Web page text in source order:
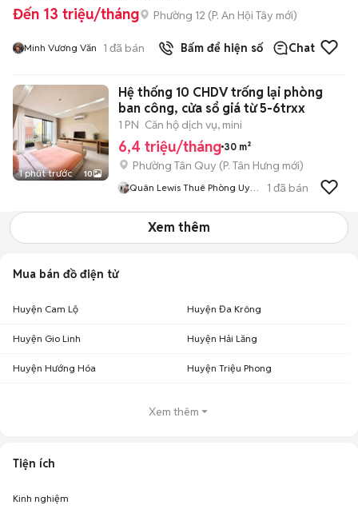
Đến 13 triệu/tháng Phường 12 (P. An Hội Tây mới)
Minh Vương Văn 1 đã bán Bấm để hiện số Chat
1 phút trước 10
Hệ thống 10 CHDV trống lại phòng
ban công, cửa sổ giá từ 5-6trxx
1 PN Căn hộ dịch vụ, mini
6,4 triệu/tháng 30 m²
Phường Tân Quy (P. Tân Hưng mới)
Quân Lewis Thuê Phòng Uy
1 đã bán
Xem thêm
Mua bán đồ điện tử
Huyện Cam Lộ Huyện Đa Krông
Huyện Gio Linh Huyện Hải Lăng
Huyện Hướng Hóa Huyện Triệu Phong
Xem thêm
Tiện ích
Kinh nghiệm